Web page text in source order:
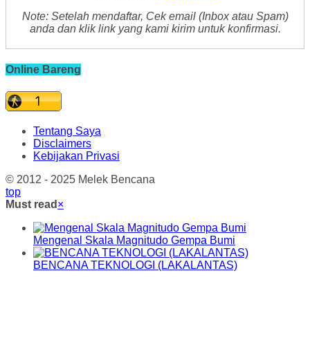
Note: Setelah mendaftar, Cek email (Inbox atau Spam)
anda dan klik link yang kami kirim untuk konfirmasi.
Online Bareng
Tentang Saya
Disclaimers
Kebijakan Privasi
© 2012 - 2025 Melek Bencana
top
Must read ×
Mengenal Skala Magnitudo Gempa Bumi
BENCANA TEKNOLOGI (LAKALANTAS)